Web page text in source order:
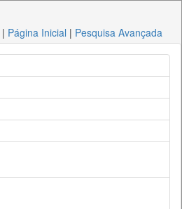
| Página Inicial | Pesquisa Avançada